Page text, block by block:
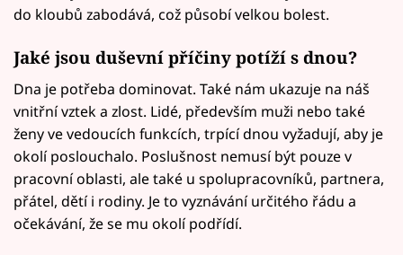
do kloubů zabodává, což působí velkou bolest.
Jaké jsou duševní příčiny potíží s dnou?
Dna je potřeba dominovat. Také nám ukazuje na náš
vnitřní vztek a zlost. Lidé, především muži nebo také
ženy ve vedoucích funkcích, trpící dnou vyžadují, aby je
okolí poslouchalo. Poslušnost nemusí být pouze v
pracovní oblasti, ale také u spolupracovníků, partnera,
přátel, dětí i rodiny. Je to vyznávání určitého řádu a
očekávání, že se mu okolí podřídí.